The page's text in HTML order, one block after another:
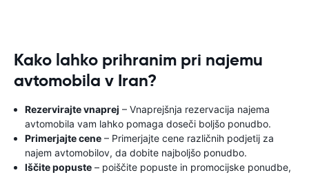
Kako lahko prihranim pri najemu
avtomobila v Iran?
Rezervirajte vnaprej – Vnaprejšnja rezervacija najema
avtomobila vam lahko pomaga doseči boljšo ponudbo.
Primerjajte cene – Primerjajte cene različnih podjetij za
najem avtomobilov, da dobite najboljšo ponudbo.
Iščite popuste – poiščite popuste in promocijske ponudbe,